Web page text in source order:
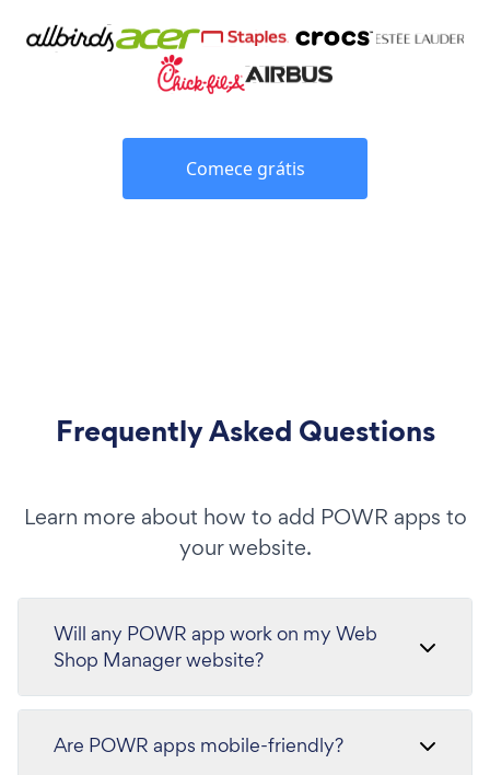
Comece grátis
Frequently Asked Questions
Learn more about how to add POWR apps to
your website.
Will any POWR app work on my Web
Shop Manager website?
Are POWR apps mobile-friendly?